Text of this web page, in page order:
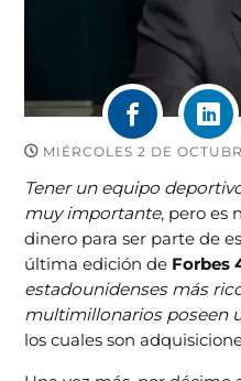
MIÉRCOLES 2 DE
Tener un equipo
muy importante, pero es
dinero para ser parte de
última edición de Forbes
estadounidenses más
multimillonarios poseen
los cuales son